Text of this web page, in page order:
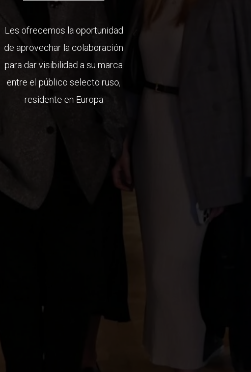
Les ofrecemos la oportunidad
de aprovechar la colaboración
para dar visibilidad a su marca
entre el público selecto ruso,
residente en Europa